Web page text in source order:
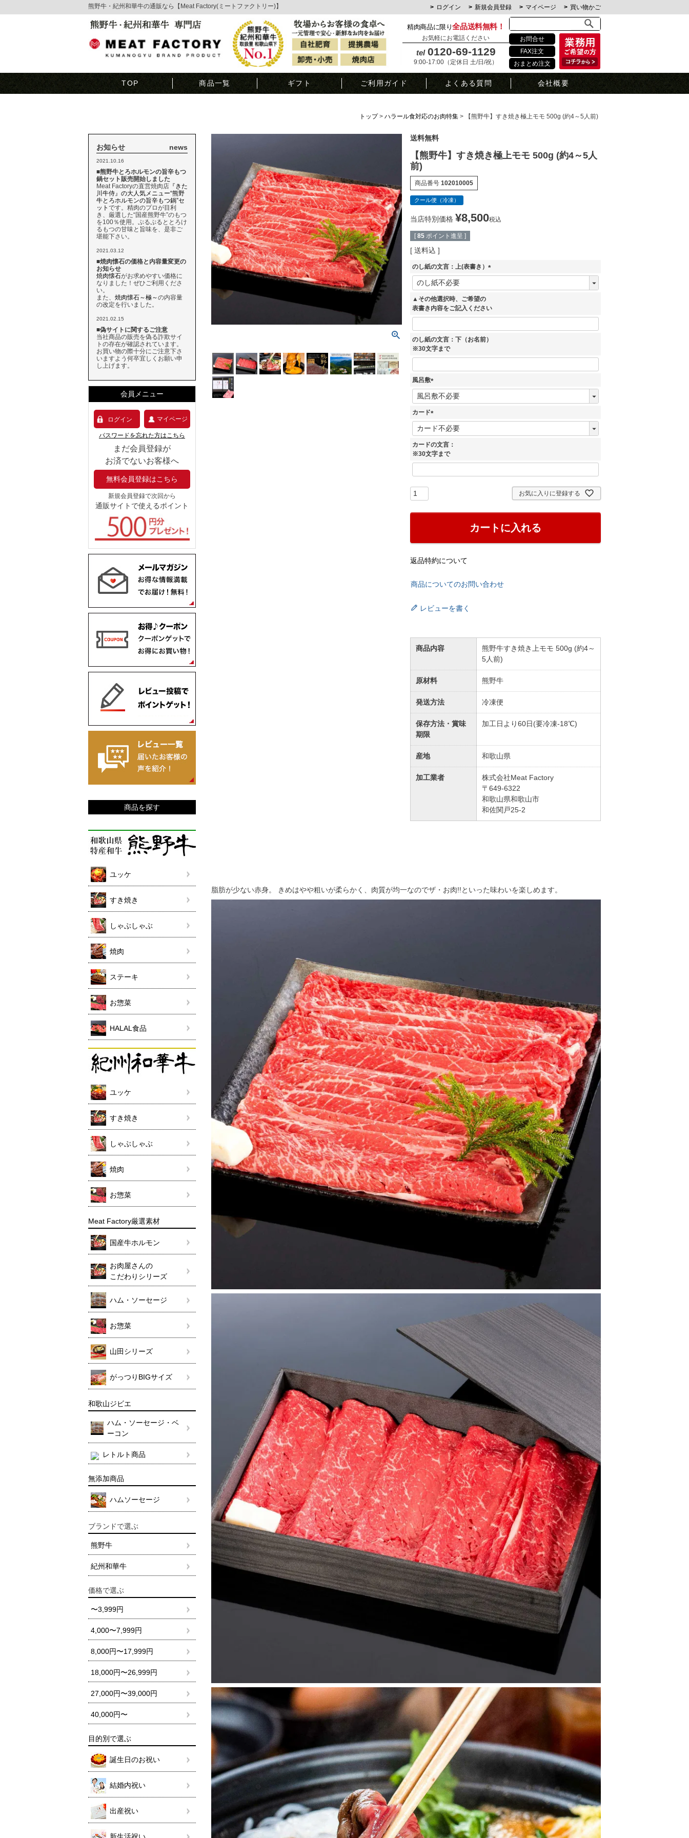
熊野牛・紀州和華牛の通販なら【Meat Factory(ミートファクトリー)】 ログイン 新規会員登録 マイページ 買い物かご
精肉商品に限り全品送料無料！
お気軽にお電話ください
tel 0120-69-1129
9:00-17:00（定休日 土/日/祝）
お問合せ
FAX注文
おまとめ注文
TOP 商品一覧 ギフト ご利用ガイド よくある質問 会社概要
トップ ハラール食対応のお肉特集 【熊野牛】すき焼き極上モモ 500g (約4～5人前)
お知らせ news
2021.10.16
■熊野牛とろホルモンの旨辛もつ
鍋セット販売開始しました
Meat Factoryの直営焼肉店 『きた
川牛侍』の大人気メニュー“熊野
牛とろホルモンの旨辛もつ鍋”セ
ット です。精肉のプロが目利
き、厳選した“国産熊野牛”のもつ
を100％使用。ぷるぷるととろけ
るもつの甘味と旨味を、是非ご
堪能下さい。
2021.03.12
■焼肉懐石の価格と内容量変更の
お知らせ
焼肉懐石がお求めやすい価格に
なりました！ぜひご利用くださ
い。
また、 焼肉懐石～極～の内容量
の改定を行いました。
2021.02.15
■偽サイトに関するご注意
当社商品の販売を偽る詐欺サイ
トの存在が確認されています。
お買い物の際十分にご注意下さ
いますよう何卒宜しくお願い申
し上げます。
会員メニュー
ログイン マイページ
パスワードを忘れた方はこちら
まだ会員登録が
お済でないお客様へ
無料会員登録はこちら
新規会員登録で次回から
通販サイトで使えるポイント
商品を探す
ユッケ
すき焼き
しゃぶしゃぶ
焼肉
ステーキ
お惣菜
HALAL食品
ユッケ
すき焼き
しゃぶしゃぶ
焼肉
お惣菜
Meat Factory厳選素材
国産牛ホルモン
お肉屋さんの
こだわりシリーズ
ハム・ソーセージ
お惣菜
山田シリーズ
がっつりBIGサイズ
和歌山ジビエ
ハム・ソーセージ・ベ
ーコン
レトルト商品
無添加商品
ハムソーセージ
ブランドで選ぶ
熊野牛
紀州和華牛
価格で選ぶ
〜3,999円
4,000〜7,999円
8,000円〜17,999円
18,000円〜26,999円
27,000円〜39,000円
40,000円〜
目的別で選ぶ
誕生日のお祝い
結婚内祝い
出産祝い
送料無料
【熊野牛】すき焼き極上モモ 500g (約4～5人
前)
商品番号 102010005
クール便（冷凍）
当店特別価格 ¥8,500税込
[ 85 ポイント進呈 ]
送料込
のし紙の文言：上(表書き）
(
▲その他選択時、ご希望の
表書き内容をご記入ください
のし紙の文言：下（お名前）
※30文字まで
風呂敷
(
必
須
カード
(
必
須
)
カードの文言：
※30文字まで
お気に入りに登録する
カートに入れる
返品特約について
商品についてのお問い合わせ
レビューを書く
商品内容
熊野牛すき焼き上モモ 500g (約4～
5人前)
原材料 熊野牛
発送方法 冷凍便
保存方法・賞味
期限
加工日より60日(要冷凍-18℃)
産地 和歌山県
加工業者
株式会社Meat Factory
〒649-6322
和歌山県和歌山市
和佐関戸25-2
脂肪が少ない赤身。 きめはやや粗いが柔らかく、肉質が均一なのでザ・お肉!!といった味わいを楽しめます。